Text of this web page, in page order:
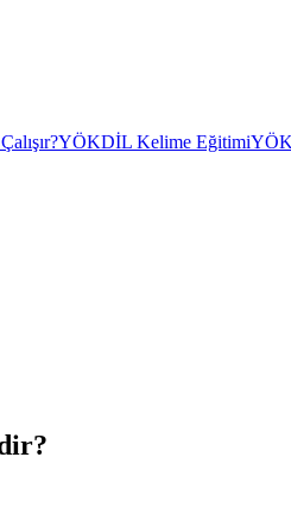
YÖKDİL Kelime Eğitimi